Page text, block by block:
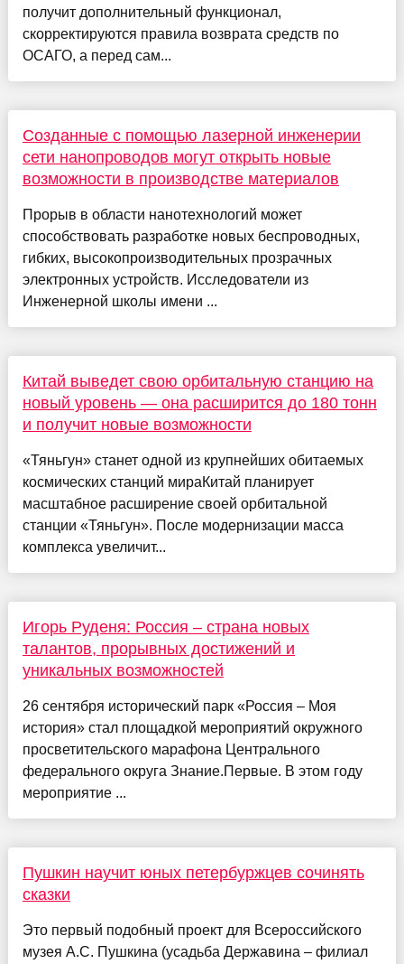
получит дополнительный функционал,
скорректируются правила возврата средств по
ОСАГО, а перед сам...
Созданные с помощью лазерной инженерии
сети нанопроводов могут открыть новые
возможности в производстве материалов
Прорыв в области нанотехнологий может
способствовать разработке новых беспроводных,
гибких, высокопроизводительных прозрачных
электронных устройств. Исследователи из
Инженерной школы имени ...
Китай выведет свою орбитальную станцию на
новый уровень — она расширится до 180 тонн
и получит новые возможности
«Тяньгун» станет одной из крупнейших обитаемых
космических станций мираКитай планирует
масштабное расширение своей орбитальной
станции «Тяньгун». После модернизации масса
комплекса увеличит...
Игорь Руденя: Россия – страна новых
талантов, прорывных достижений и
уникальных возможностей
26 сентября исторический парк «Россия – Моя
история» стал площадкой мероприятий окружного
просветительского марафона Центрального
федерального округа Знание.Первые. В этом году
мероприятие ...
Пушкин научит юных петербуржцев сочинять
сказки
Это первый подобный проект для Всероссийского
музея А.С. Пушкина (усадьба Державина – филиал